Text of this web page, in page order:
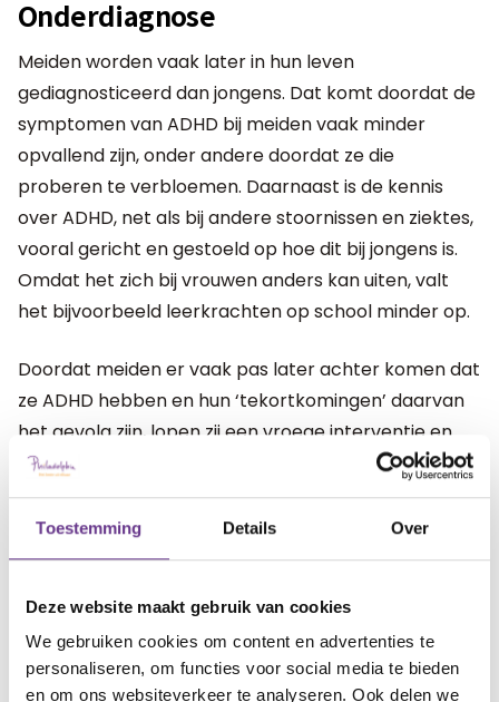
Toestemming Details Over
Deze website maakt gebruik van cookies
We gebruiken cookies om content en advertenties te
personaliseren, om functies voor social media te bieden
en om ons websiteverkeer te analyseren. Ook delen we
Onderdiagnose
Meiden worden vaak later in hun leven
gediagnosticeerd dan jongens. Dat komt doordat de
symptomen van ADHD bij meiden vaak minder
opvallend zijn, onder andere doordat ze die
proberen te verbloemen. Daarnaast is de kennis
over ADHD, net als bij andere stoornissen en ziektes,
vooral gericht en gestoeld op hoe dit bij jongens is.
Omdat het zich bij vrouwen anders kan uiten, valt
het bijvoorbeeld leerkrachten op school minder op.
Doordat meiden er vaak pas later achter komen dat
ze ADHD hebben en hun ‘tekortkomingen’ daarvan
het gevolg zijn, lopen zij een vroege interventie en
ondersteuning mis. Daardoor kunnen meiden
bijvoorbeeld vastlopen op school of in hun
perfectionisme. Weten wat de oorzaak hiervan is,
kan grotere problemen voorkomen.
Het is belangrijk op te merken dat ADHD bij meiden
vaak niet anders is dan bij jongens, maar eerder
subtieler en minder opvallend kan zijn. Een vroege